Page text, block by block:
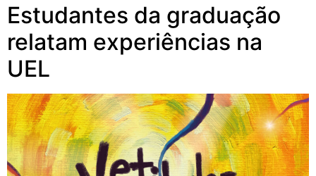
Estudantes da graduação
relatam experiências na
UEL